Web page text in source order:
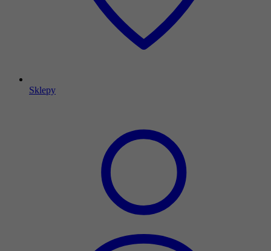
Sklepy